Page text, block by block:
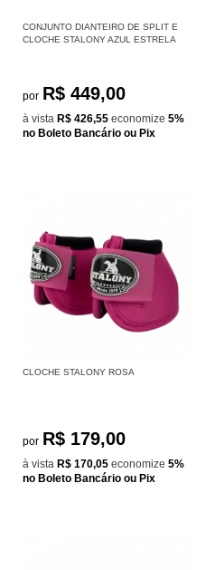
CONJUNTO DIANTEIRO DE SPLIT E
CLOCHE STALONY AZUL ESTRELA
por R$ 449,00
à vista R$ 426,55 economize 5%
no Boleto Bancário ou Pix
CLOCHE STALONY ROSA
por R$ 179,00
à vista R$ 170,05 economize 5%
no Boleto Bancário ou Pix